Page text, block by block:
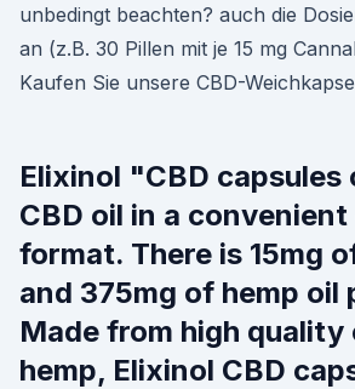
unbedingt beachten? auch die
an (z.B. 30 Pillen mit je 15 mg
Kaufen Sie unsere CBD-
Elixinol "CBD capsules
CBD oil in a
format. There is 15mg
and 375mg of hemp oil
Made from high quality
hemp, Elixinol CBD